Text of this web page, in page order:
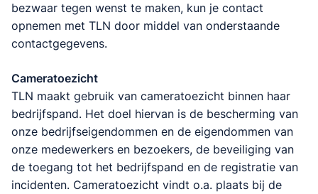
bezwaar tegen wenst te maken, kun je contact
opnemen met TLN door middel van onderstaande
contactgegevens.
Cameratoezicht
TLN maakt gebruik van cameratoezicht binnen haar
bedrijfspand. Het doel hiervan is de bescherming van
onze bedrijfseigendommen en de eigendommen van
onze medewerkers en bezoekers, de beveiliging van
de toegang tot het bedrijfspand en de registratie van
incidenten. Cameratoezicht vindt o.a. plaats bij de